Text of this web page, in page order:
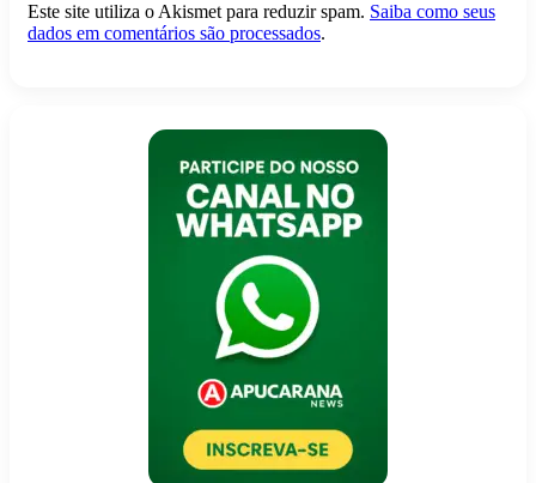
Este site utiliza o Akismet para reduzir spam. Saiba como seus
dados em comentários são processados.